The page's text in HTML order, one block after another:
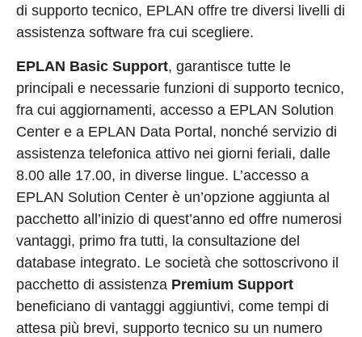
di supporto tecnico, EPLAN offre tre diversi livelli di
assistenza software fra cui scegliere.
EPLAN Basic Support, garantisce tutte le
principali e necessarie funzioni di supporto tecnico,
fra cui aggiornamenti, accesso a EPLAN Solution
Center e a EPLAN Data Portal, nonché servizio di
assistenza telefonica attivo nei giorni feriali, dalle
8.00 alle 17.00, in diverse lingue. L’accesso a
EPLAN Solution Center è un’opzione aggiunta al
pacchetto all’inizio di quest’anno ed offre numerosi
vantaggi, primo fra tutti, la consultazione del
database integrato. Le società che sottoscrivono il
pacchetto di assistenza Premium Support
beneficiano di vantaggi aggiuntivi, come tempi di
attesa più brevi, supporto tecnico su un numero